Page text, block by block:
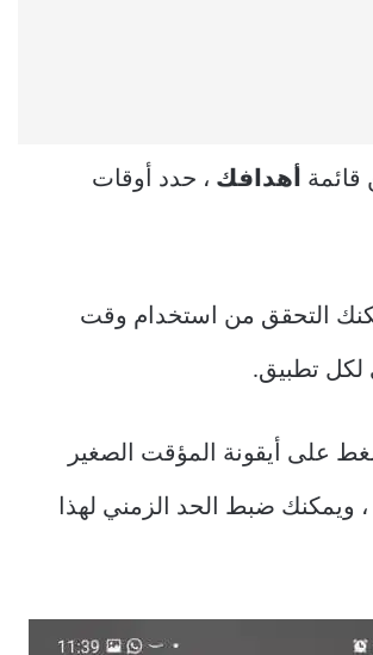
قائمة أهدافك ، حدد أوقات
التحقق من استخدام وقت
لكل تطبيق.
على أيقونة المؤقت الصغير
، ويمكنك ضبط الحد الزمني لهذا